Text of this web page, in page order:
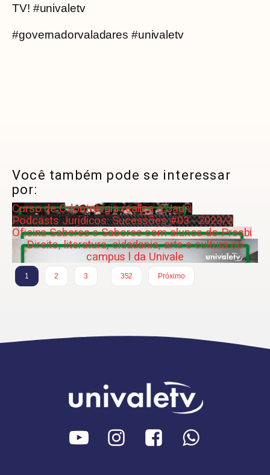
TV! #univaletv
#governadorvaladares #univaletv
Você também pode se interessar
por:
Curso de Odontologia realiza o Jauni
Podcasts Jurídicos: Sucessões #03 - 2023/2
Oficina Saberes e Sabores com alunos do Presbi
Direito, literatura, cidadania, arte e cultura no
campus l da Univale
1 2 3
352
Próximo